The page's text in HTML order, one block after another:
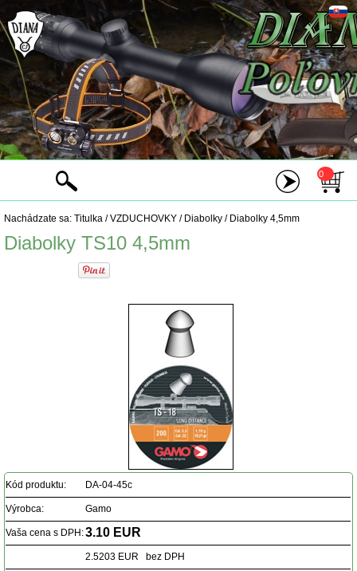
0
Nachádzate sa: Titulka /VZDUCHOVKY / Diabolky / Diabolky 4,5mm
Diabolky TS10 4,5mm
Kód produktu: DA-04-45c
Výrobca: Gamo
Vaša cena s DPH:3.10 EUR
2.5203 EUR bez DPH